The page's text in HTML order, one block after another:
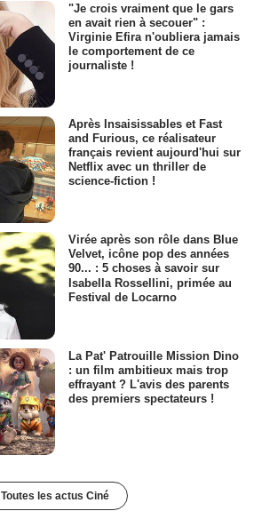
"Je crois vraiment que le gars
en avait rien à secouer" :
Virginie Efira n'oubliera jamais
le comportement de ce
journaliste !
Après Insaisissables et Fast
and Furious, ce réalisateur
français revient aujourd'hui sur
Netflix avec un thriller de
science-fiction !
Virée après son rôle dans Blue
Velvet, icône pop des années
90... : 5 choses à savoir sur
Isabella Rossellini, primée au
Festival de Locarno
La Pat' Patrouille Mission Dino
: un film ambitieux mais trop
effrayant ? L'avis des parents
des premiers spectateurs !
Toutes les actus Ciné